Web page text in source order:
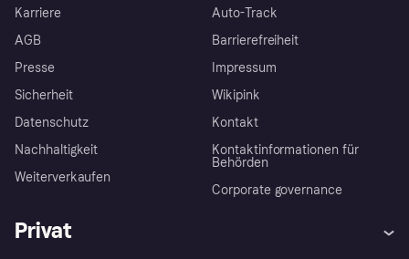
Karriere
AGB
Presse
Sicherheit
Datenschutz
Nachhaltigkeit
Weiterverkaufen
Auto-Track
Barrierefreiheit
Impressum
Wikipink
Kontakt
Kontaktinformationen für
Behörden
Corporate governance
Privat